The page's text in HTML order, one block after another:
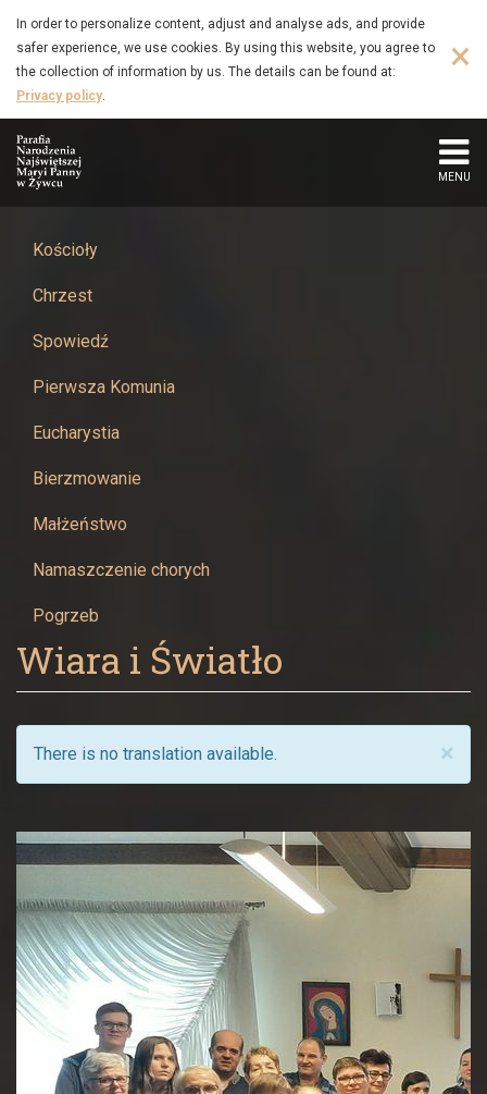
Wiara
Światło
Narodzenia
Najświętszej
Maryi
Panny
w
Żywcu
to
main
content
In order to personalize content, adjust and analyse ads, and provide
safer experience, we use cookies. By using this website, you agree to
the collection of information by us. The details can be found at:
Privacy policy.
×
MENU
Kościoły
Chrzest
Spowiedź
Pierwsza Komunia
Eucharystia
Bierzmowanie
Małżeństwo
Namaszczenie chorych
Pogrzeb
Wiara i Światło
×
There is no translation available.